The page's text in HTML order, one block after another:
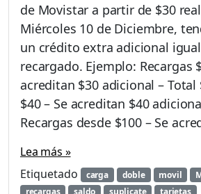
de Movistar a partir de $30
Miércoles 10 de Diciembre,
un crédito extra adicional
recargado. Ejemplo: Recargas
acreditan $30 adicional – Total
$40 – Se acreditan $40
Recargas desde $100 – Se
Lea más »
Etiquetado
carga doble movil
recargas
saldo suplicate tarjetas